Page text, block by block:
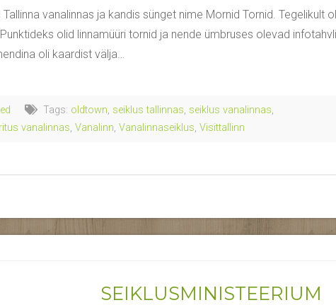
vanalinnas ja kandis sünget nime Mornid Tornid. Tegelikult
olid linnamüüri tornid ja nende ümbruses olevad
oli kaardist välja…
Tags: oldtown, seiklus tallinnas, seiklus vanalinnas,
vanalinnas, Vanalinn, Vanalinnaseiklus, Visittallinn
SEIKLUSMINISTEERIUM